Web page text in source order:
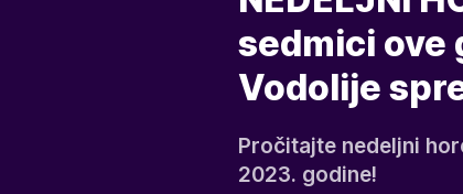
sedmici ove
Vodolije
Pročitajte nedeljni
2023. godine!